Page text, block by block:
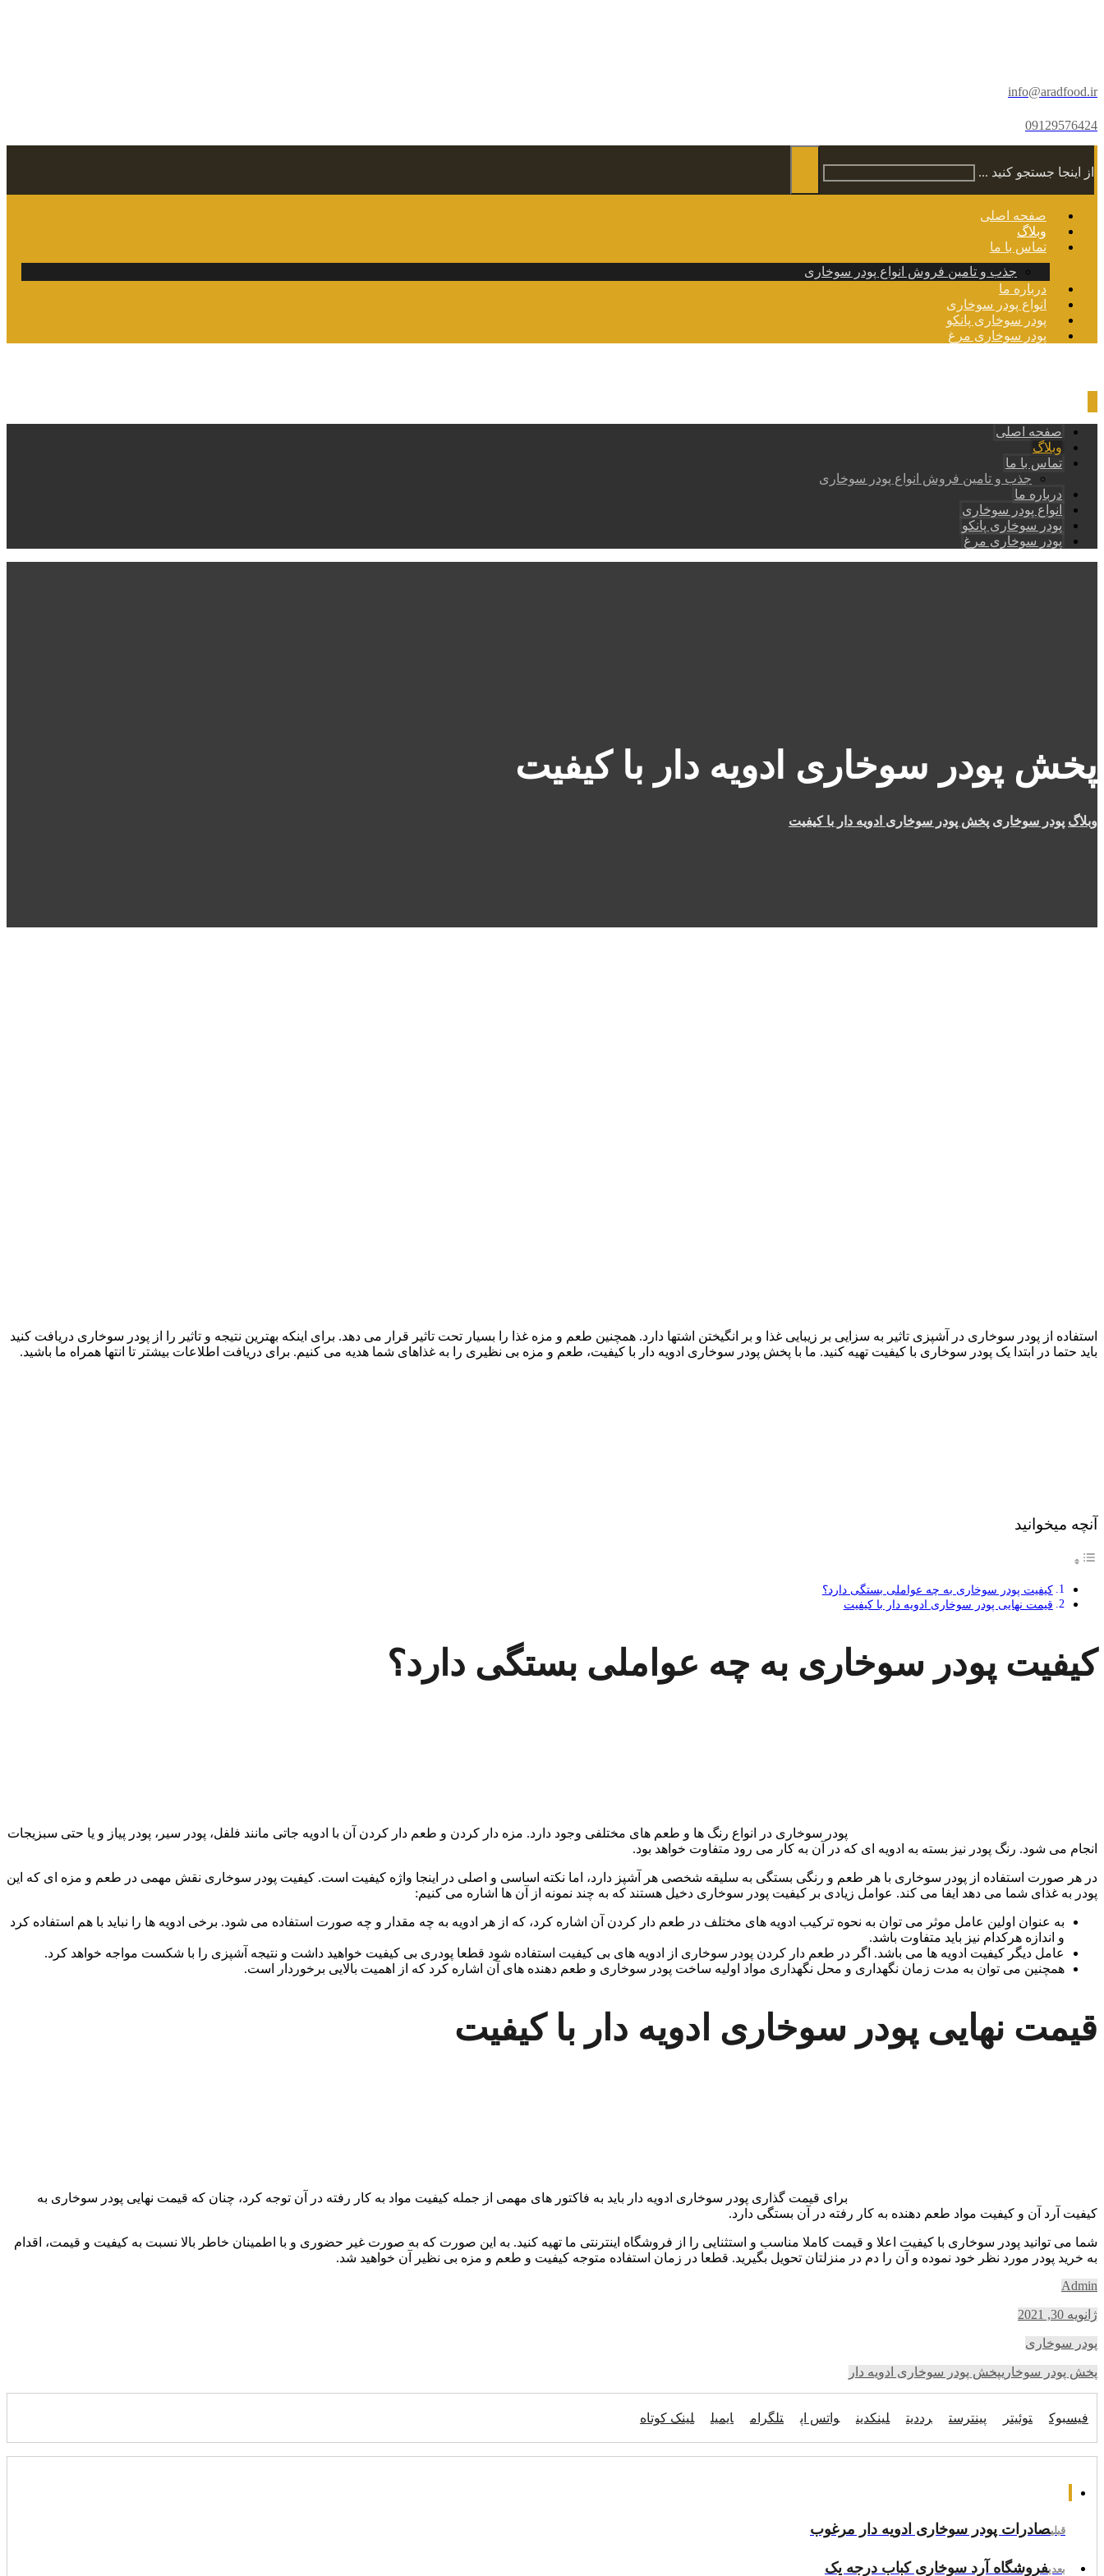
info@aradfood.ir
09129576424
از اینجا جستجو کنید ...
صفحه اصلی
وبلاگ
تماس با ما
جذب و تامین فروش انواع پودر سوخاری
درباره ما
انواع پودر سوخاری
پودر سوخاری پانکو
پودر سوخاری مرغ
صفحه اصلی
وبلاگ
تماس با ما
جذب و تامین فروش انواع پودر سوخاری
درباره ما
انواع پودر سوخاری
پودر سوخاری پانکو
پودر سوخاری مرغ
پخش پودر سوخاری ادویه دار با کیفیت
وبلاگ پودر سوخاری پخش پودر سوخاری ادویه دار با کیفیت
استفاده از پودر سوخاری در آشپزی تاثیر به سزایی بر زیبایی غذا و بر انگیختن اشتها دارد. همچنین طعم و مزه غذا را بسیار تحت تاثیر قرار می دهد. برای اینکه بهترین نتیجه و تاثیر را از پودر سوخاری دریافت کنید
باید حتما در ابتدا یک پودر سوخاری با کیفیت تهیه کنید. ما با پخش پودر سوخاری ادویه دار با کیفیت، طعم و مزه بی نظیری را به غذاهای شما هدیه می کنیم. برای دریافت اطلاعات بیشتر تا انتها همراه ما باشید.
آنچه میخوانید
کیفیت پودر سوخاری به چه عواملی بستگی دارد؟
قیمت نهایی پودر سوخاری ادویه دار با کیفیت
کیفیت پودر سوخاری به چه عواملی بستگی دارد؟
پودر سوخاری در انواع رنگ ها و طعم های مختلفی وجود دارد. مزه دار کردن و طعم دار کردن آن با ادویه جاتی مانند فلفل، پودر سیر، پودر پیاز و یا حتی سبزیجات
انجام می شود. رنگ پودر نیز بسته به ادویه ای که در آن به کار می رود متفاوت خواهد بود.
در هر صورت استفاده از پودر سوخاری با هر طعم و رنگی بستگی به سلیقه شخصی هر آشپز دارد، اما نکته اساسی و اصلی در اینجا واژه کیفیت است. کیفیت پودر سوخاری نقش مهمی در طعم و مزه ای که این
پودر به غذای شما می دهد ایفا می کند. عوامل زیادی بر کیفیت پودر سوخاری دخیل هستند که به چند نمونه از آن ها اشاره می کنیم:
به عنوان اولین عامل موثر می توان به نحوه ترکیب ادویه های مختلف در طعم دار کردن آن اشاره کرد، که از هر ادویه به چه‌ مقدار و چه صورت استفاده می شود. برخی ادویه ها را نباید با هم استفاده کرد
و اندازه هرکدام نیز باید متفاوت باشد‌.
عامل دیگر کیفیت ادویه ها می باشد. اگر در طعم دار کردن پودر سوخاری از ادویه های بی کیفیت استفاده شود قطعا پودری بی کیفیت خواهید داشت و نتیجه آشپزی را با شکست مواجه خواهد کرد.
همچنین می توان به مدت زمان نگهداری و محل نگهداری مواد اولیه ساخت پودر سوخاری و طعم دهنده های آن اشاره کرد که از اهمیت بالایی برخوردار است.
قیمت نهایی پودر سوخاری ادویه دار با کیفیت
برای قیمت گذاری پودر سوخاری ادویه دار باید به فاکتور های مهمی از جمله کیفیت مواد به کار رفته در آن توجه کرد، چنان که قیمت نهایی پودر سوخاری به
کیفیت آرد آن و کیفیت مواد طعم دهنده به کار رفته در آن بستگی دارد.
شما می توانید پودر سوخاری با کیفیت اعلا و قیمت کاملا مناسب و استثنایی را از فروشگاه اینترنتی ما تهیه کنید. به این صورت که به صورت غیر حضوری و با اطمینان خاطر بالا نسبت به کیفیت و قیمت، اقدام
به خرید پودر مورد نظر خود نموده و آن را دم در منزلتان تحویل بگیرید. قطعا در زمان استفاده متوجه کیفیت و طعم و مزه بی نظیر آن خواهید شد.
Admin
ژانویه 30, 2021
پودر سوخاری
پخش پودر سوخاریپخش پودر سوخاری ادویه دار
فیسبوک توئیتر پینترست رددیت لینکدین واتس اپ تلگرام ایمیل لینک کوتاه
قبلیصادرات پودر سوخاری ادویه دار مرغوب
بعدیفروشگاه آرد سوخاری کباب درجه یک